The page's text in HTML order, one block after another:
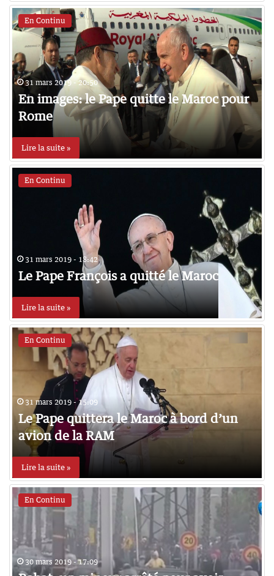
En Continu
31 mars 2019 - 20:50
En images: le Pape quitte le Maroc pour
Rome
Lire la suite »
En Continu
31 mars 2019 - 18:42
Le Pape François a quitté le Maroc
Lire la suite »
En Continu
31 mars 2019 - 15:09
Le Pape quittera le Maroc à bord d’un
avion de la RAM
Lire la suite »
En Continu
30 mars 2019 - 17:09